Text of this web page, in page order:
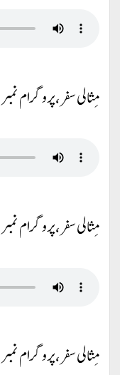
مِثالی سفر، پروگرام نمبر ۵۵
مِثالی سفر، پروگرام نمبر ۵۶
مِثالی سفر، پروگرام نمبر ۵۷